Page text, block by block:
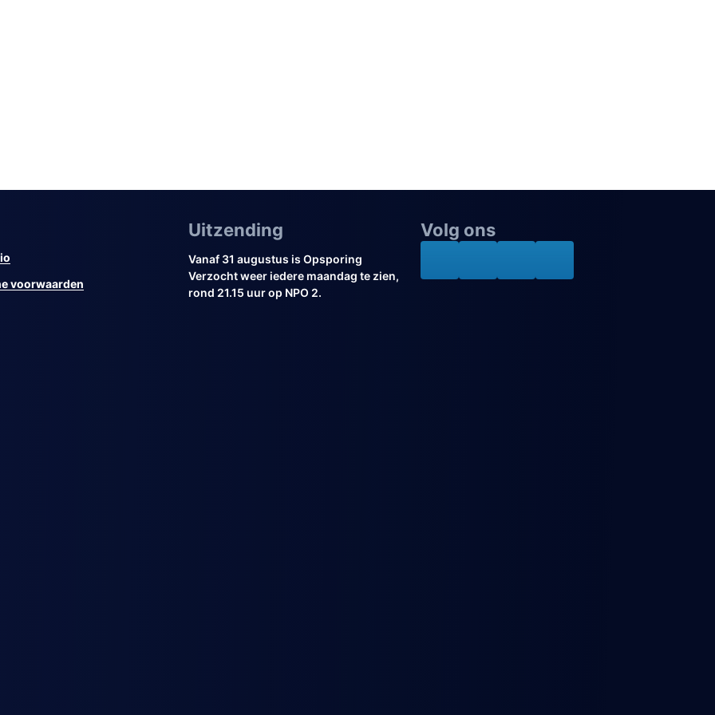
voorwaarden
Uitzending
Vanaf 31 augustus is Opsporing
Verzocht weer iedere maandag te zien,
rond 21.15 uur op NPO 2.
Volg ons